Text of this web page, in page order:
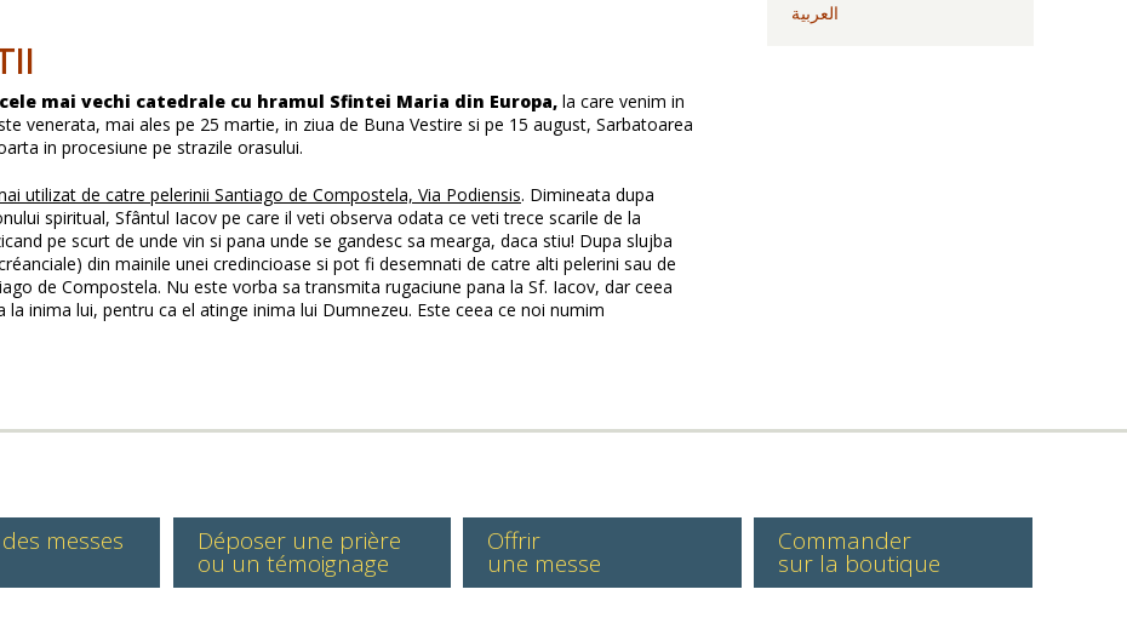
العربية
mai vechi catedrale cu hramul Sfintei Maria din Europa, la care venim in
venerata, mai ales pe 25 martie, in ziua de Buna Vestire si pe 15 august, Sarbatoarea
in procesiune pe strazile orasului.
utilizat de catre pelerinii Santiago de Compostela, Via Podiensis. Dimineata dupa
spiritual, Sfântul Iacov pe care il veti observa odata ce veti trece scarile de la
pe scurt de unde vin si pana unde se gandesc sa mearga, daca stiu! Dupa slujba
din mainile unei credincioase si pot fi desemnati de catre alti pelerini sau de
de Compostela. Nu este vorba sa transmita rugaciune pana la Sf. Iacov, dar ceea
inima lui, pentru ca el atinge inima lui Dumnezeu. Este ceea ce noi numim
messes Déposer une prière
ou un témoignage
Offrir
une messe
Commander
sur la boutique